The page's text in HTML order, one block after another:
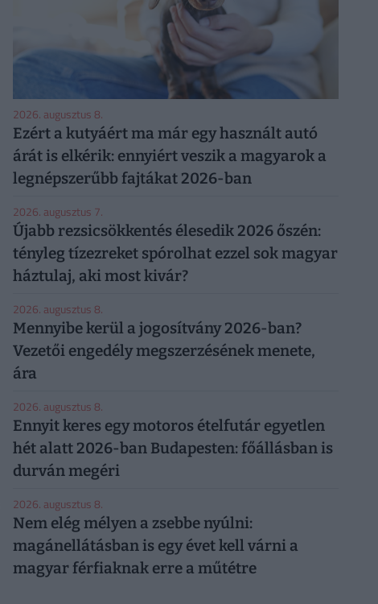
2026. augusztus 8.
Ezért a kutyáért ma már egy használt autó
árát is elkérik: ennyiért veszik a magyarok a
legnépszerűbb fajtákat 2026-ban
2026. augusztus 7.
Újabb rezsicsökkentés élesedik 2026 őszén:
tényleg tízezreket spórolhat ezzel sok magyar
háztulaj, aki most kivár?
2026. augusztus 8.
Mennyibe kerül a jogosítvány 2026-ban?
Vezetői engedély megszerzésének menete,
ára
2026. augusztus 8.
Ennyit keres egy motoros ételfutár egyetlen
hét alatt 2026-ban Budapesten: főállásban is
durván megéri
2026. augusztus 8.
Nem elég mélyen a zsebbe nyúlni:
magánellátásban is egy évet kell várni a
magyar férfiaknak erre a műtétre